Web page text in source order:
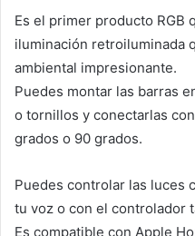
Es el primer producto RGB
iluminación retroiluminada
ambiental impresionante.
Puedes montar las barras
o tornillos y conectarlas
grados o 90 grados.
Puedes controlar las luces
tu voz o con el controlador
Es compatible con Apple